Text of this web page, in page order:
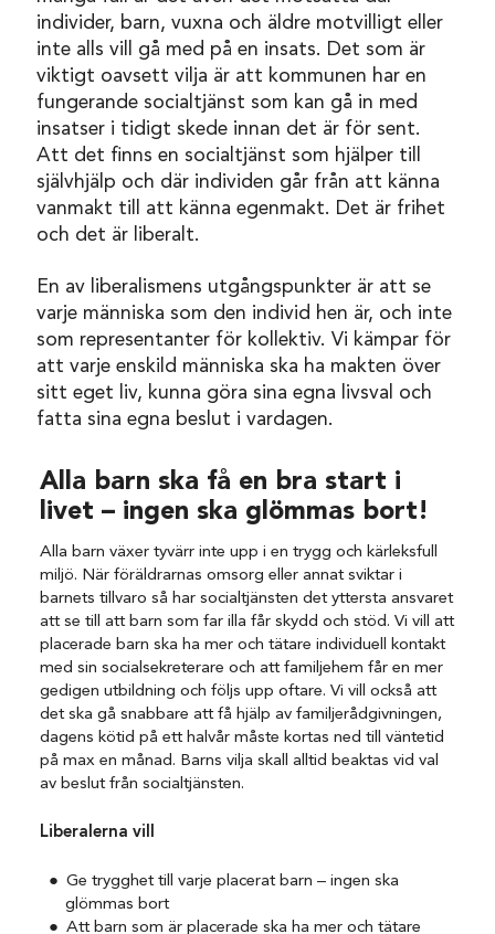
individer, barn, vuxna och äldre motvilligt eller
inte alls vill gå med på en insats. Det som är
viktigt oavsett vilja är att kommunen har en
fungerande socialtjänst som kan gå in med
insatser i tidigt skede innan det är för sent.
Att det finns en socialtjänst som hjälper till
självhjälp och där individen går från att känna
vanmakt till att känna egenmakt. Det är frihet
och det är liberalt.
En av liberalismens utgångspunkter är att se
varje människa som den individ hen är, och inte
som representanter för kollektiv. Vi kämpar för
att varje enskild människa ska ha makten över
sitt eget liv, kunna göra sina egna livsval och
fatta sina egna beslut i vardagen.
Alla barn ska få en bra start i
livet – ingen ska glömmas bort!
Alla barn växer tyvärr inte upp i en trygg och kärleksfull
miljö. När föräldrarnas omsorg eller annat sviktar i
barnets tillvaro så har socialtjänsten det yttersta ansvaret
att se till att barn som far illa får skydd och stöd. Vi vill att
placerade barn ska ha mer och tätare individuell kontakt
med sin socialsekreterare och att familjehem får en mer
gedigen utbildning och följs upp oftare. Vi vill också att
det ska gå snabbare att få hjälp av familjerådgivningen,
dagens kötid på ett halvår måste kortas ned till väntetid
på max en månad. Barns vilja skall alltid beaktas vid val
av beslut från socialtjänsten.
Liberalerna vill
Ge trygghet till varje placerat barn – ingen ska
glömmas bort
Att barn som är placerade ska ha mer och tätare